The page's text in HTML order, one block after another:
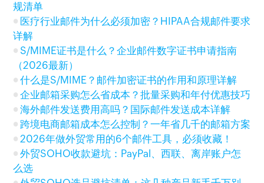
规清单
医疗行业邮件为什么必须加密？HIPAA合规邮件要求
详解
S/MIME证书是什么？企业邮件数字证书申请指南
（2026最新）
什么是S/MIME？邮件加密证书的作用和原理详解
企业邮箱采购怎么省成本？批量采购和年付优惠技巧
海外邮件发送费用高吗？国际邮件发送成本详解
跨境电商邮箱成本怎么控制？一年省几千的邮箱方案
2026年做外贸常用的6个邮件工具，必须收藏！
外贸SOHO收款避坑：PayPal、西联、离岸账户怎
么选